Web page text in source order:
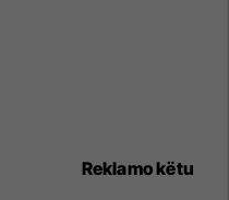
Reklamo këtu